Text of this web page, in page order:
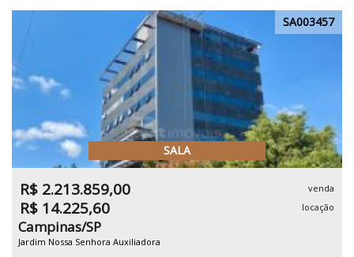
SA003457
SALA
R$ 2.213.859,00 venda
R$ 14.225,60 locação
Campinas/SP
Jardim Nossa Senhora Auxiliadora